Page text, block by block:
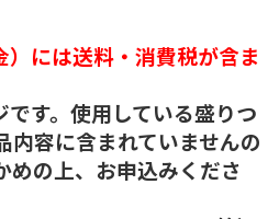
には送料・消費税が含ま
す。使用している盛りつ
内容に含まれていませんの
めの上、お申込みくださ